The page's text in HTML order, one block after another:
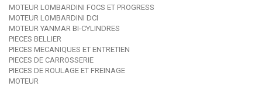
MOTEUR LOMBARDINI FOCS ET PROGRESS
MOTEUR LOMBARDINI DCI
MOTEUR YANMAR BI-CYLINDRES
PIECES BELLIER
PIECES MECANIQUES ET ENTRETIEN
PIECES DE CARROSSERIE
PIECES DE ROULAGE ET FREINAGE
MOTEUR